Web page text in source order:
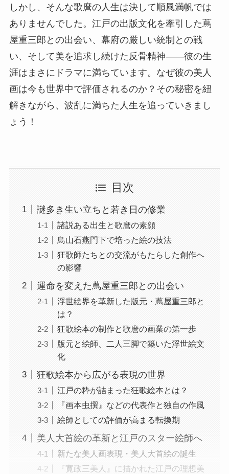
しかし、そんな歌麿の人生は決して順風満帆では
ありませんでした。江戸の出版文化を牽引した蔦
屋重三郎との出会い、幕府の厳しい統制との戦
い、そして美を追求し続けた反骨精神――彼の生
涯はまさにドラマに満ちています。なぜ彼の美人
画は今も世界中で評価されるのか？その秘密を紐
解きながら、波乱に満ちた人生を追っていきまし
ょう！
目次
謎多き生い立ちと若き日の修業
諸説ある出生と歌麿の素顔
鳥山石燕門下で培った絵の技法
狂歌師たちとの交流がもたらした創作へ
の影響
運命を変えた蔦屋重三郎との出会い
浮世絵界を革新した版元・蔦屋重三郎と
は？
狂歌絵本の制作と歌麿の画業の第一歩
版元と絵師、二人三脚で築いた浮世絵文
化
狂歌絵本から広がる表現の世界
江戸の粋が詰まった狂歌絵本とは？
『画本虫撰』などの代表作と独自の作風
絵師としての評価が高まる転換期
美人大首絵の革新と江戸のスター絵師へ
新たな美人画表現・美人大首絵の誕生
『寛政三美人』に描かれた江戸の理想美